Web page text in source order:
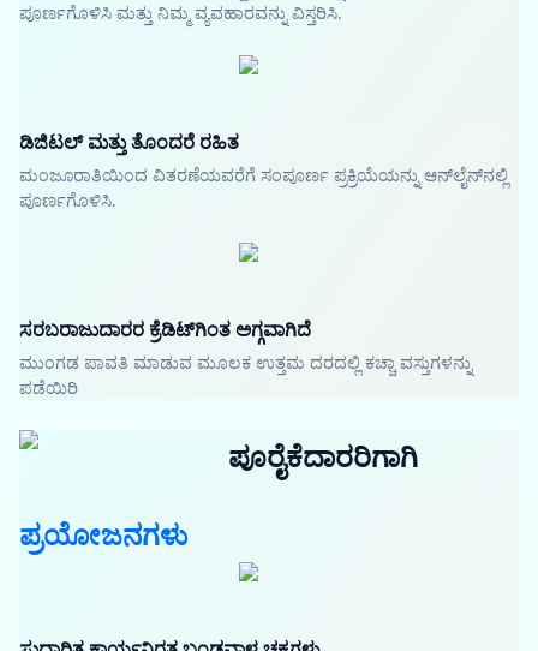
ಪೂರ್ಣಗೊಳಿಸಿ ಮತ್ತು ನಿಮ್ಮ ವ್ಯವಹಾರವನ್ನು ವಿಸ್ತರಿಸಿ.
ಡಿಜಿಟಲ್ ಮತ್ತು ತೊಂದರೆ ರಹಿತ
ಮಂಜೂರಾತಿಯಿಂದ ವಿತರಣೆಯವರೆಗೆ ಸಂಪೂರ್ಣ ಪ್ರಕ್ರಿಯೆಯನ್ನು ಆನ್‌ಲೈನ್‌ನಲ್ಲಿ
ಪೂರ್ಣಗೊಳಿಸಿ.
ಸರಬರಾಜುದಾರರ ಕ್ರೆಡಿಟ್‌ಗಿಂತ ಅಗ್ಗವಾಗಿದೆ
ಮುಂಗಡ ಪಾವತಿ ಮಾಡುವ ಮೂಲಕ ಉತ್ತಮ ದರದಲ್ಲಿ ಕಚ್ಚಾ ವಸ್ತುಗಳನ್ನು
ಪಡೆಯಿರಿ
ಪೂರೈಕೆದಾರರಿಗಾಗಿ
ಪ್ರಯೋಜನಗಳು